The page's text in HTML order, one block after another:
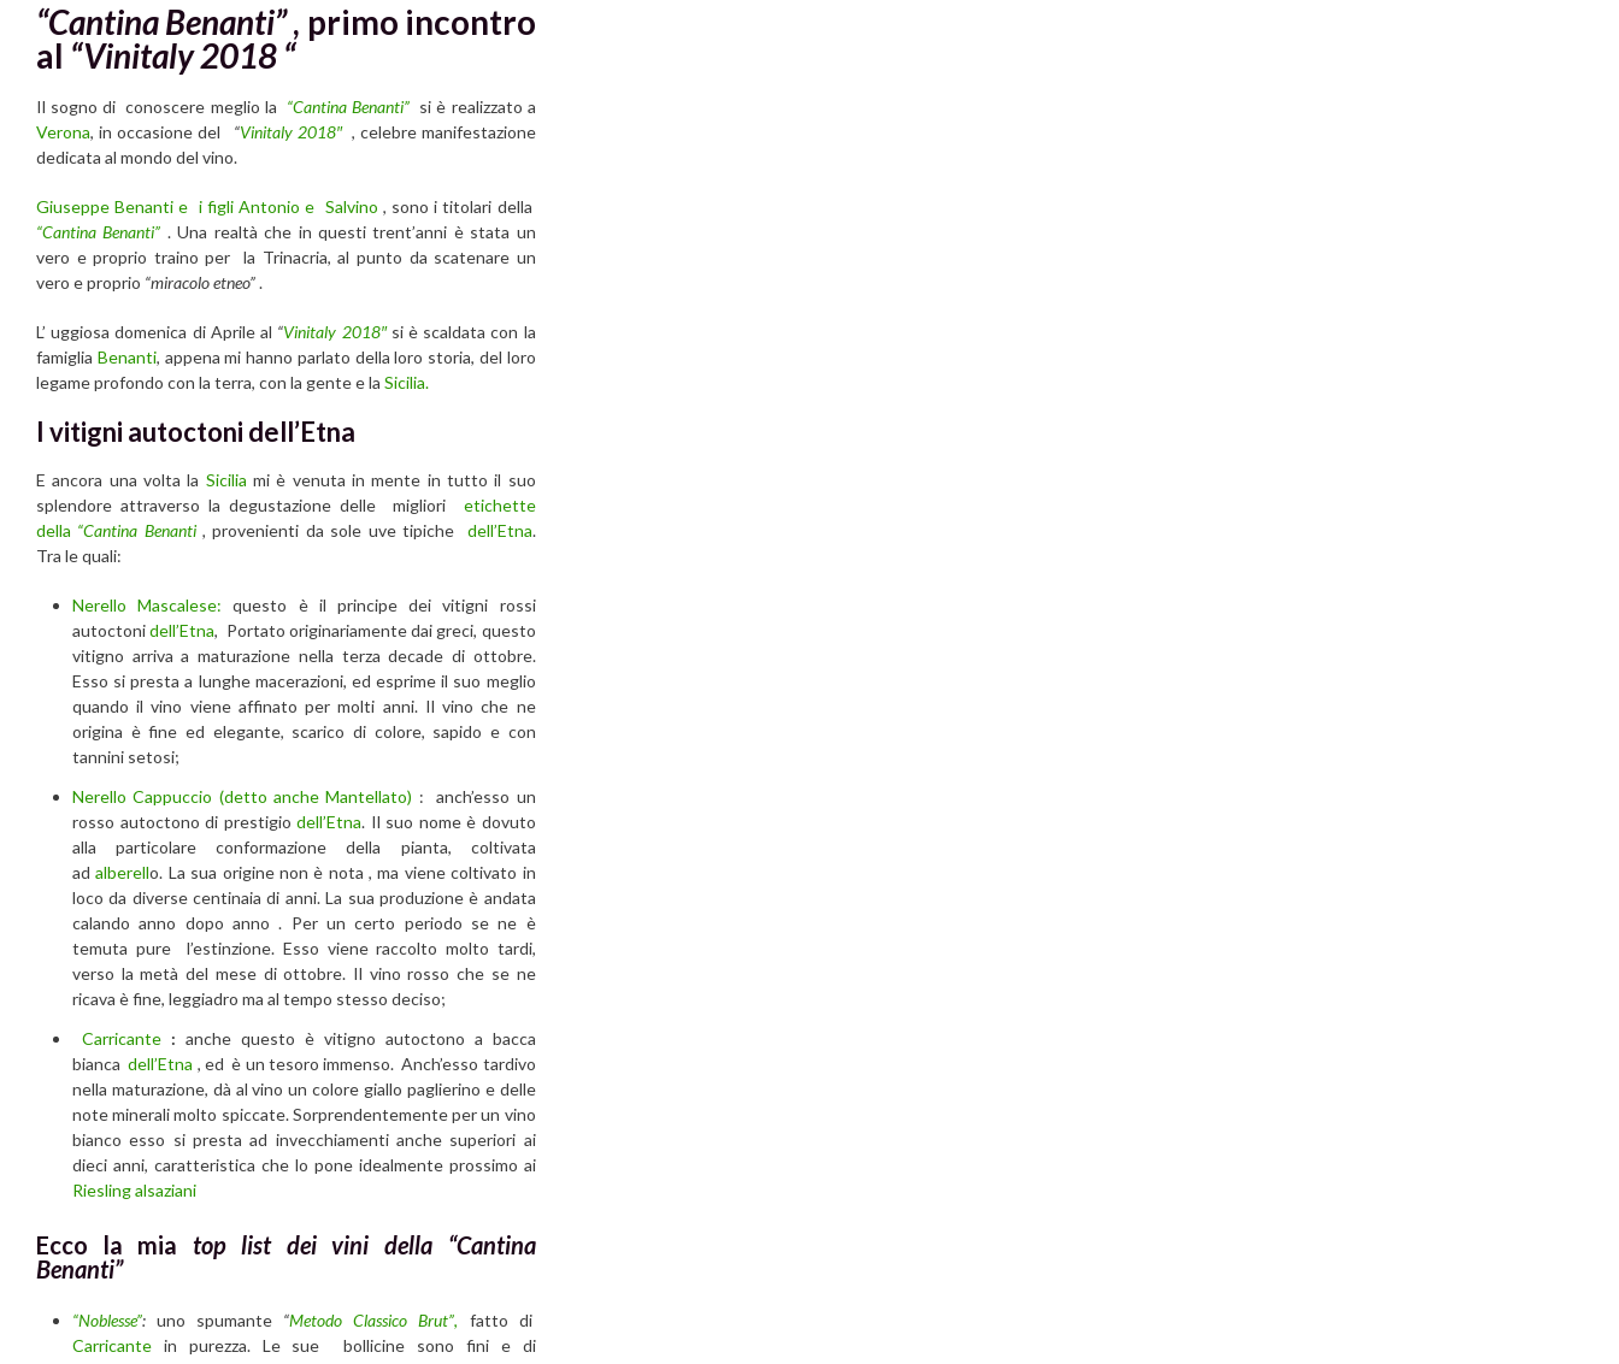
“Cantina Benanti”, primo incontro
al “Vinitaly 2018 “
Il sogno di conoscere meglio la “Cantina Benanti” si è realizzato a
Verona, in occasione del “Vinitaly 2018″ , celebre manifestazione
dedicata al mondo del vino.
Giuseppe Benanti e i figli Antonio e Salvino , sono i titolari della
“Cantina Benanti” . Una realtà che in questi trent’anni è stata un
vero e proprio traino per la Trinacria, al punto da scatenare un
vero e proprio “miracolo etneo”.
L’ uggiosa domenica di Aprile al “Vinitaly 2018″ si è scaldata con la
famiglia Benanti, appena mi hanno parlato della loro storia, del loro
legame profondo con la terra, con la gente e la Sicilia.
I vitigni autoctoni dell’Etna
E ancora una volta la Sicilia mi è venuta in mente in tutto il suo
splendore attraverso la degustazione delle migliori
etichette
della “Cantina Benanti,provenienti da sole uve tipiche dell’Etna.
Tra le quali:
Nerello Mascalese: questo è il principe dei vitigni rossi
autoctonidell’Etna, Portato originariamente dai greci, questo
vitigno arriva a maturazione nella terza decade di ottobre.
Esso si presta a lunghe macerazioni, ed esprime il suo meglio
quando il vino viene affinato per molti anni. Il vino che ne
origina è fine ed elegante, scarico di colore, sapido e con
tannini setosi;
Nerello Cappuccio (detto anche Mantellato) : anch’esso un
rosso autoctono di prestigiodell’Etna. Il suo nome è dovuto
alla particolare conformazione della pianta, coltivata
adalberello. La sua origine non è nota , ma viene coltivato in
loco da diverse centinaia di anni. La sua produzione è andata
calando anno dopo anno . Per un certo periodo se ne è
temuta pure l’estinzione. Esso viene raccolto molto tardi,
verso la metà del mese di ottobre. Il vino rosso che se ne
ricava è fine, leggiadro ma al tempo stesso deciso;
Carricante: anche questo è vitigno autoctono a bacca
biancadell’Etna , ed è un tesoro immenso. Anch’esso tardivo
nella maturazione, dà al vino un colore giallo paglierino e delle
note minerali molto spiccate. Sorprendentemente per un vino
bianco esso si presta ad invecchiamenti anche superiori ai
dieci anni, caratteristica che lo pone idealmente prossimo ai
Riesling alsaziani
Ecco la mia top list dei vini della “Cantina
Benanti”
“Noblesse”: uno spumante “Metodo Classico Brut”, fatto di
Carricante in purezza. Le sue bollicine sono fini e di